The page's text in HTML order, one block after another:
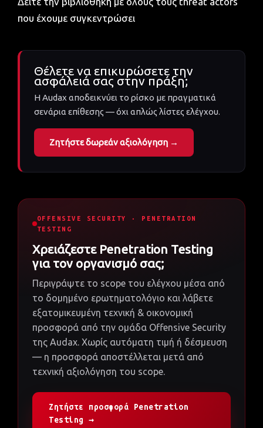
που έχουμε συγκεντρώσει
Θέλετε να επικυρώσετε την
ασφάλειά σας στην πράξη;
Η Audax αποδεικνύει το ρίσκο με πραγματικά
σενάρια επίθεσης — όχι απλώς λίστες ελέγχου.
Ζητήστε δωρεάν αξιολόγηση →
OFFENSIVE SECURITY · PENETRATION
TESTING
Χρειάζεστε Penetration Testing
για τον οργανισμό σας;
Περιγράψτε το scope του ελέγχου μέσα από
το δομημένο ερωτηματολόγιο και λάβετε
εξατομικευμένη τεχνική & οικονομική
προσφορά από την ομάδα Offensive Security
της Audax. Χωρίς αυτόματη τιμή ή δέσμευση
— η προσφορά αποστέλλεται μετά από
τεχνική αξιολόγηση του scope.
Ζητήστε προσφορά Penetration
Testing →